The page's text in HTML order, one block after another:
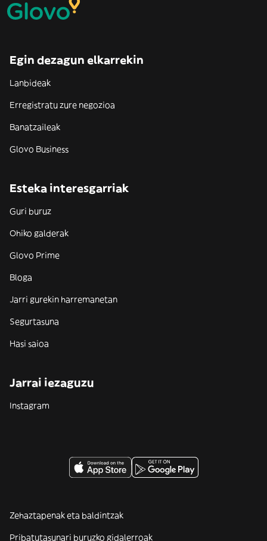
Egin dezagun elkarrekin
Lanbideak
Erregistratu zure negozioa
Banatzaileak
Glovo Business
Esteka interesgarriak
Guri buruz
Ohiko galderak
Glovo Prime
Bloga
Jarri gurekin harremanetan
Segurtasuna
Hasi saioa
Jarrai iezaguzu
Instagram
Zehaztapenak eta baldintzak
Pribatutasunari buruzko gidalerroak